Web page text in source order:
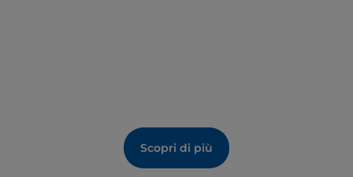
Scopri di più